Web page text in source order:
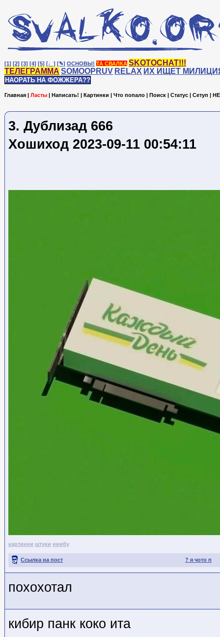
[1] [2] [3] [4] [5] [♩] [✎] ОСНОВЫ! ТА СВАЛКА SKOTOCHAT!!!
ТЕЛЕГРАММА SOMOOPRUV RELAX ИХ ИЩЕТ
НАОРАТЬ НА ФОЖЖЕРА??
Главная | Ласты | Написать! | Картинки | Что попало | Поиск | Статус | Сетуп |
3. Дублизад 666
Хошиход 2023-09-11 00:54:11
картинки штуки ниибу
? я чото п
Ссылка на пост
похохотал
кибир панк коко ита